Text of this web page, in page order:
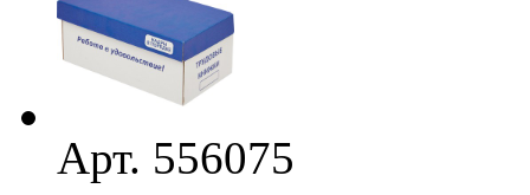
Арт. 556075